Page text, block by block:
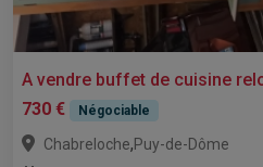
A vendre buffet de cuisine
730 €
Négociable
Chabreloche,Puy-de-Dôme